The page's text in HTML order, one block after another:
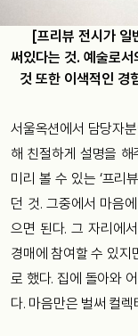
[프리뷰 전시가 일
써있다는 것. 예술로
것 또한 이색적인 경
서울옥션에서 담당자
해 친절하게 설명을
미리 볼 수 있는 ‘프리
던 것. 그중에서 마음
으면 된다. 그 자리에
경매에 참여할 수 있지
로 했다. 집에 돌아와
다. 마음만은 벌써 컬렉